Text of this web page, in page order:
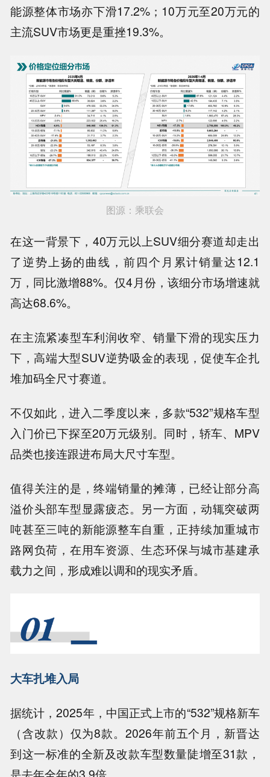
能源整体市场亦下滑17.2%；10万元至20万元的
主流SUV市场更是重挫19.3%。
图源：乘联会
在这一背景下，40万元以上SUV细分赛道却走出
了逆势上扬的曲线，前四个月累计销量达12.1
万，同比激增88%。仅4月份，该细分市场增速就
高达68.6%。
在主流紧凑型车利润收窄、销量下滑的现实压力
下，高端大型SUV逆势吸金的表现，促使车企扎
堆加码全尺寸赛道。
不仅如此，进入二季度以来，多款“532”规格车型
入门价已下探至20万元级别。同时，轿车、MPV
品类也接连跟进布局大尺寸车型。
值得关注的是，终端销量的摊薄，已经让部分高
溢价头部车型显露疲态。另一方面，动辄突破两
吨甚至三吨的新能源整车自重，正持续加重城市
路网负荷，在用车资源、生态环保与城市基建承
载力之间，形成难以调和的现实矛盾。
大车扎堆入局
据统计，2025年，中国正式上市的“532”规格新车
（含改款）仅为8款。2026年前五个月，新晋达
到这一标准的全新及改款车型数量陡增至31款，